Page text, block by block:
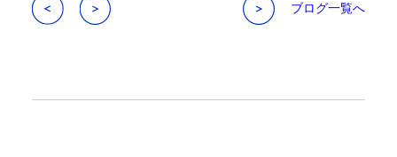
ブログ一覧へ